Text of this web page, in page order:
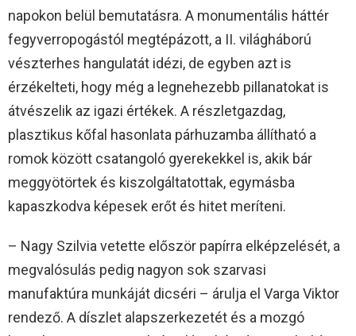
napokon belül bemutatásra. A monumentális háttér
fegyverropogástól megtépázott, a II. világháború
vészterhes hangulatát idézi, de egyben azt is
érzékelteti, hogy még a legnehezebb pillanatokat is
átvészelik az igazi értékek. A részletgazdag,
plasztikus kőfal hasonlata párhuzamba állítható a
romok között csatangoló gyerekekkel is, akik bár
meggyötörtek és kiszolgáltatottak, egymásba
kapaszkodva képesek erőt és hitet meríteni.
– Nagy Szilvia vetette először papírra elképzelését, a
megvalósulás pedig nagyon sok szarvasi
manufaktúra munkáját dicséri – árulja el Varga Viktor
rendező. A díszlet alapszerkezetét és a mozgó